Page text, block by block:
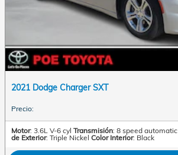
2021 Dodge Charger SXT
Precio:
Motor: 3.6L V-6 cyl Transmisión: 8 speed automatic
de Exterior: Triple Nickel Color Interior: Black